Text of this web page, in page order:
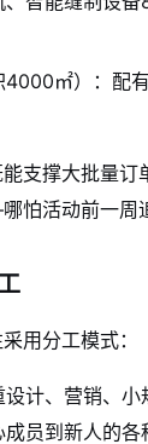
4000㎡）：配
支撑大批量订
怕活动前一周
用分工模式：
设计、营销、小
员到新人的各